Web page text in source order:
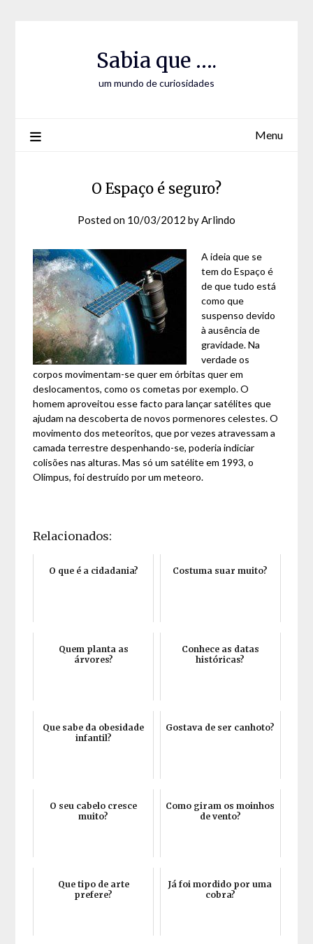
Sabia que ….
um mundo de curiosidades
Menu
O Espaço é seguro?
Posted on 10/03/2012 byArlindo
A ideia que se
tem do Espaço é
de que tudo está
como que
suspenso devido
à ausência de
gravidade. Na
verdade os
corpos movimentam-se quer em órbitas quer em
deslocamentos, como os cometas por exemplo. O
homem aproveitou esse facto para lançar satélites que
ajudam na descoberta de novos pormenores celestes. O
movimento dos meteoritos, que por vezes atravessam a
camada terrestre despenhando-se, poderia indiciar
colisões nas alturas. Mas só um satélite em 1993, o
Olimpus, foi destruído por um meteoro.
Relacionados:
O que é a cidadania? Costuma suar muito?
Quem planta as
árvores?
Conhece as datas
históricas?
Que sabe da obesidade
infantil?
Gostava de ser canhoto?
O seu cabelo cresce
muito?
Como giram os moinhos
de vento?
Que tipo de arte
prefere?
Já foi mordido por uma
cobra?